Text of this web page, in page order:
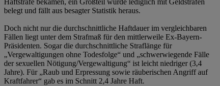
Haftstrafe bekamen, ein Großteil wurde lediglich mit Geldstrafen
belegt und fällt aus besagter Statistik heraus.
Doch nicht nur die durchschnittliche Haftdauer im vergleichbaren
Fällen liegt unter dem Strafmaß für den mittlerweile Ex-Bayern-
Präsidenten. Sogar die durchschnittliche Straflänge für
„Vergewaltigungen ohne Todesfolge“ und „schwerwiegende Fälle
der sexuellen Nötigung/Vergewaltigung“ ist leicht niedriger (3,4
Jahre). Für „Raub und Erpressung sowie räuberischen Angriff auf
Kraftfahrer“ gab es im Schnitt 2,4 Jahre Haft.